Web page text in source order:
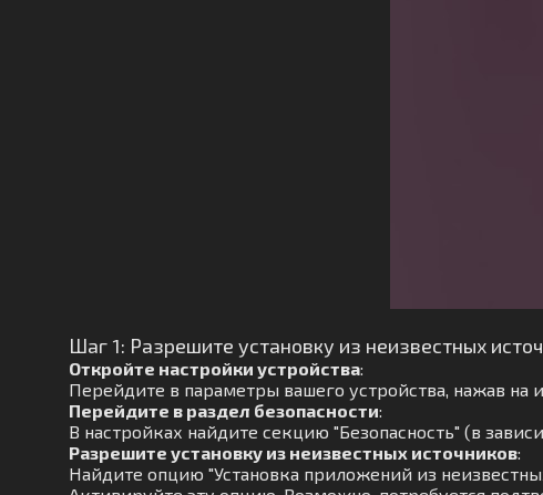
Шаг 1: Разрешите установку из неизвестных
Откройте настройки устройства:
Перейдите в параметры вашего устройства, нажав на
Перейдите в раздел безопасности:
В настройках найдите секцию "Безопасность" (в
Разрешите установку из неизвестных источников:
Найдите опцию "Установка приложений из